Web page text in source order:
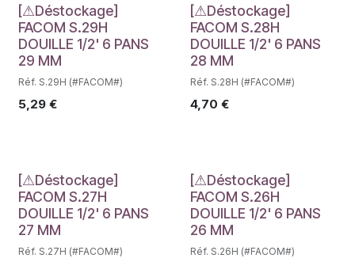
Déstockage
[⚠Déstockage]
FACOM S.29H
DOUILLE 1/2' 6 PANS
29 MM
Réf. S.29H (#FACOM#)
5,29 €
Déstockage
[⚠Déstockage]
FACOM S.28H
DOUILLE 1/2' 6 PANS
28 MM
Réf. S.28H (#FACOM#)
4,70 €
Déstockage
[⚠Déstockage]
FACOM S.27H
DOUILLE 1/2' 6 PANS
27 MM
Réf. S.27H (#FACOM#)
Déstockage
[⚠Déstockage]
FACOM S.26H
DOUILLE 1/2' 6 PANS
26 MM
Réf. S.26H (#FACOM#)